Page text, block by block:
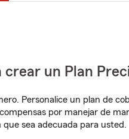
un Plan
Personalice un plan de
por manejar de
sea adecuada para usted.